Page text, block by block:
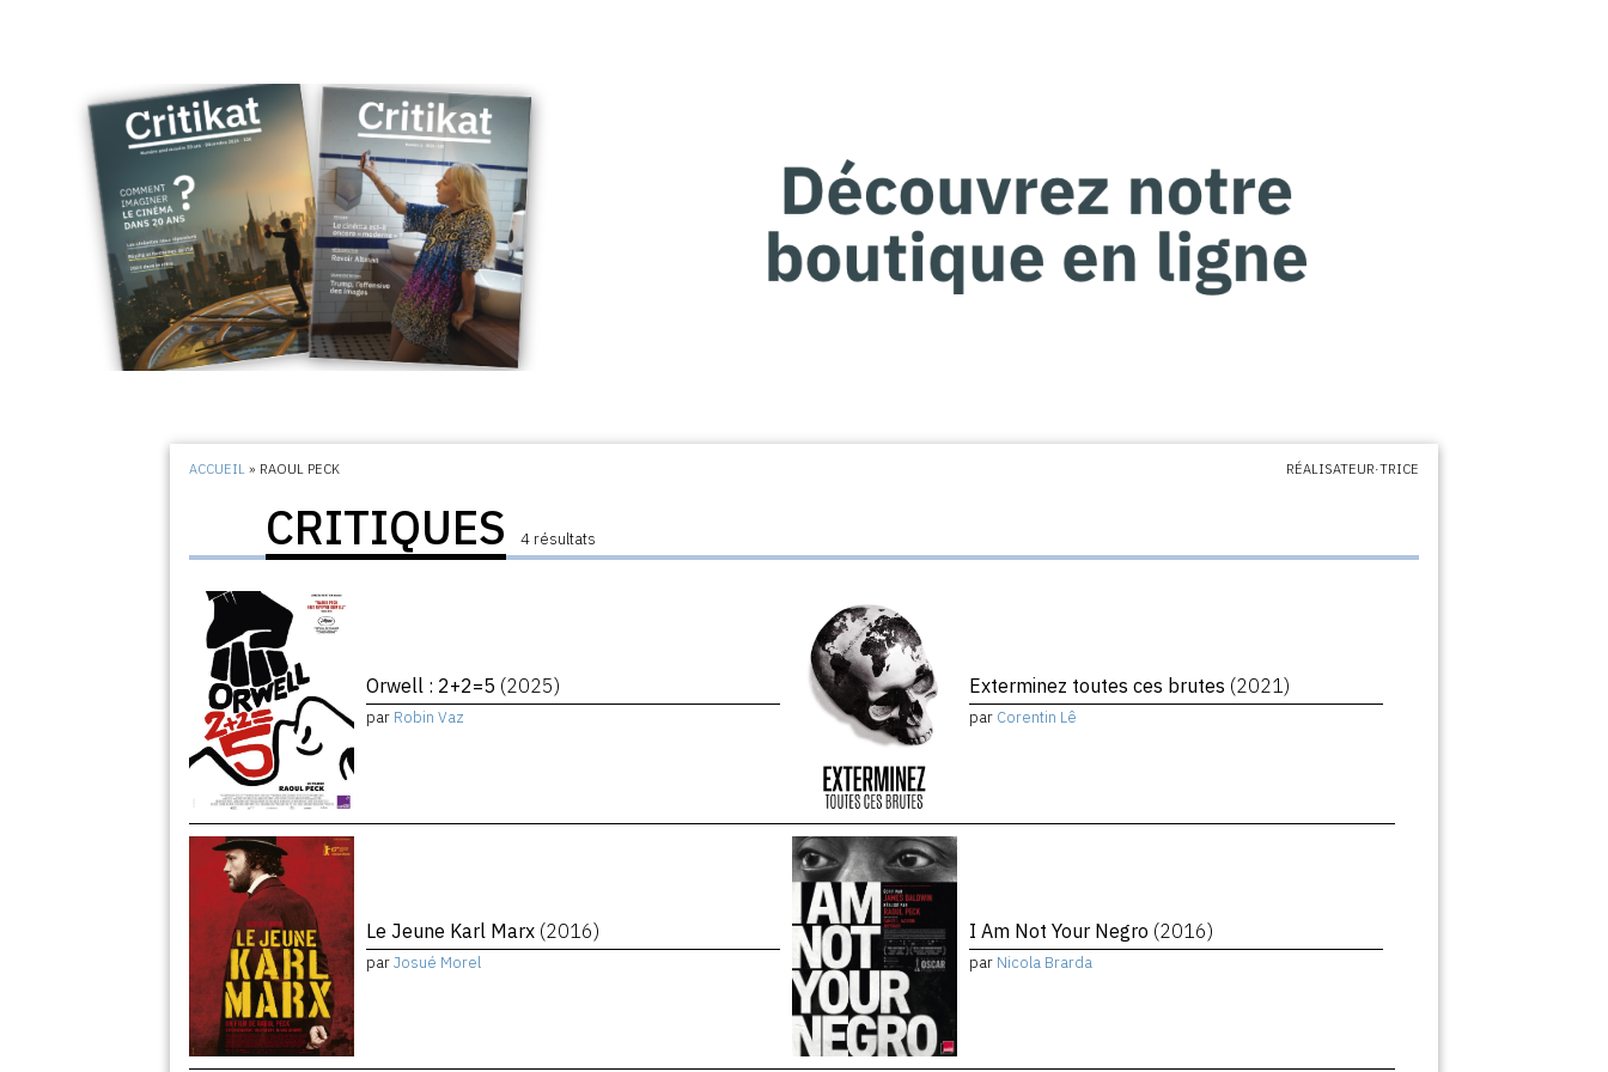
ACCUEIL » RAOUL PECK RÉALISATEUR·TRICE
CRITIQUES 4 résultats
Orwell : 2+2=5 (2025)
par Robin Vaz
Exterminez toutes ces brutes (2021)
par Corentin Lê
Le Jeune Karl Marx (2016)
parJosué Morel
I Am Not Your Negro (2016)
par Nicola Brarda